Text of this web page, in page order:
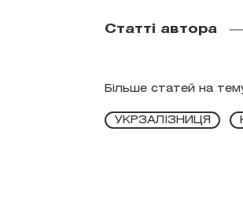
Статті автора
Більше статей на
УКРЗАЛІЗНИЦЯ